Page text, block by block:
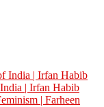
India | Irfan Habib
| Irfan Habib
| Farheen